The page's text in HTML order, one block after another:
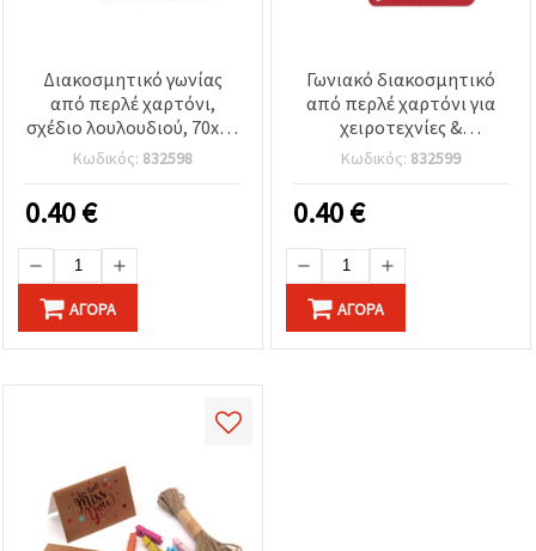
Διακοσμητικό γωνίας
από περλέ χαρτόνι,
σχέδιο λουλουδιού, 70x60
mm, λευκό - 4 τεμ.
Κωδικός: 832598
0.40€
ΑΓΟΡΆ
Γωνιακό διακοσμητικό
από περλέ χαρτόνι για
χειροτεχνίες &
scrapbooking, σχέδιο
λουλουδιού, κόκκινο,
70x60 mm - 4 τεμ.
Κωδικός: 832599
0.40€
ΑΓΟΡΆ